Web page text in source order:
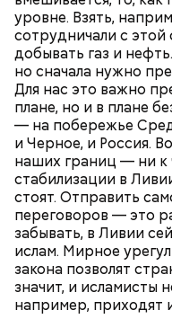
уровне. Взять,
сотрудничали с этой
добывать газ и
но сначала нужно
Для нас это важно
плане, но и в плане
— на побережье
и Черное, и Россия.
наших границ — ни к
стабилизации в
стоят. Отправить
переговоров — это
забывать, в Ливии
ислам. Мирное
закона позволят
значит, и исламисты
например, приходят
Ведь аравийская —
первых, легко
не нужно
Европу танкерами,
конкурируем. Если
понесем
часть нашей
Сирии нужен Башар
интересы, а мы — его.
нашего военного
— ИГИЛ
По-настоящему затратная
фильма «Сирия. Здесь был рай»
УКРАИНА НЕФТЬ
СИРИЯ